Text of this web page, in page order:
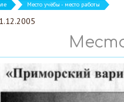
Место учёбы - место работы